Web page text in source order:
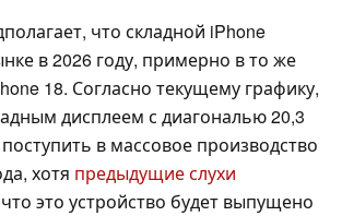
что складной iPhone
в 2026 году, примерно в то же
18. Согласно текущему графику,
дисплеем с диагональю 20,3
в массовое производство
хотя предыдущие слухи
это устройство будет выпущено